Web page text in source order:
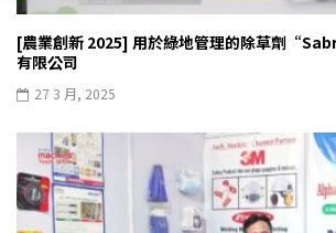
[農業創新 2025] 用於綠地管理的除草劑
有限公司
27 3 月, 2025